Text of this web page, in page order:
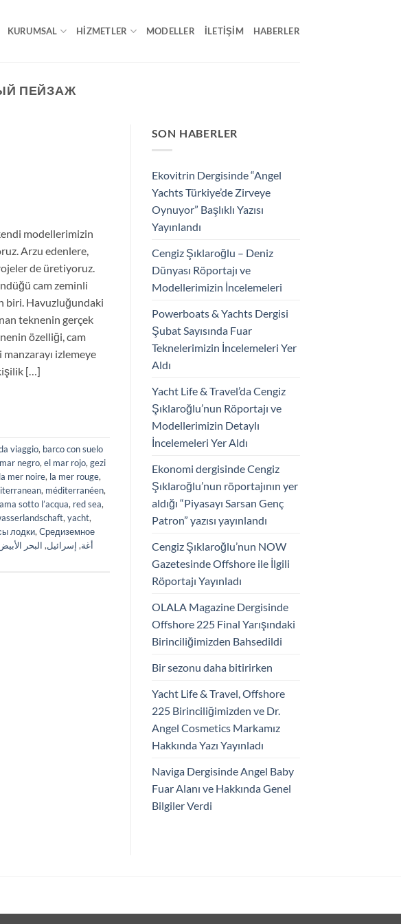
KURUMSAL HIZMETLER MODELLER İLETIŞIM HABERLER
ПЕЙЗАЖ
modellerimizin
Arzu edenlere,
de üretiyoruz.
cam zeminli
biri. Havuzluğundaki
teknenin gerçek
özelliği, cam
izlemeye
[…]
viaggio, barco con suelo
negro, el mar rojo, gezi
la mer noire, la mer rouge,
, méditerranéen,
sotto l’acqua, red sea,
, yacht,
лодки, Средиземное
أغة, إسرائيل, البحر
SON HABERLER
Ekovitrin Dergisinde “Angel
Yachts Türkiye’de Zirveye
Oynuyor” Başlıklı Yazısı
Yayınlandı
Cengiz Şıklaroğlu – Deniz
Dünyası Röportajı ve
Modellerimizin İncelemeleri
Powerboats & Yachts Dergisi
Şubat Sayısında Fuar
Teknelerimizin İncelemeleri Yer
Aldı
Yacht Life & Travel’da Cengiz
Şıklaroğlu’nun Röportajı ve
Modellerimizin Detaylı
İncelemeleri Yer Aldı
Ekonomi dergisinde Cengiz
Şıklaroğlu’nun röportajının yer
aldığı “Piyasayı Sarsan Genç
Patron” yazısı yayınlandı
Cengiz Şıklaroğlu’nun NOW
Gazetesinde Offshore ile İlgili
Röportajı Yayınladı
OLALA Magazine Dergisinde
Offshore 225 Final Yarışındaki
Birinciliğimizden Bahsedildi
Bir sezonu daha bitirirken
Yacht Life & Travel, Offshore
225 Birinciliğimizden ve Dr.
Angel Cosmetics Markamız
Hakkında Yazı Yayınladı
Naviga Dergisinde Angel Baby
Fuar Alanı ve Hakkında Genel
Bilgiler Verdi